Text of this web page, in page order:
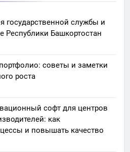
государственной службы и
Республики Башкортостан
советы и заметки
роста
софт для центров
как
и повышать качество